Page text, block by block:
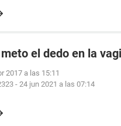
el dedo en la
2017 a las 15:11
- 24 jun 2021 a las 07:14